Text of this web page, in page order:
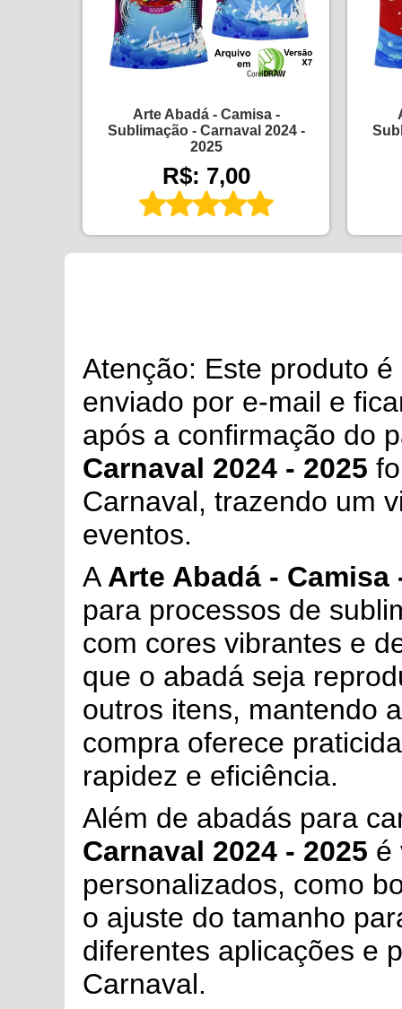
Arte Abadá - Camisa -
Sublimação - Carnaval 2024 -
2025
R$: 7,00
Atenção: Este produto
enviado por e-mail e
após a confirmação do
Carnaval 2024 - 2025
Carnaval, trazendo um
eventos.
AArte Abadá - Camisa
para processos de
com cores vibrantes e
que o abadá seja
outros itens, mantendo
compra oferece
rapidez e eficiência.
Além de abadás para
Carnaval 2024 - 2025 é
personalizados, como
o ajuste do tamanho
diferentes aplicações e
Carnaval.